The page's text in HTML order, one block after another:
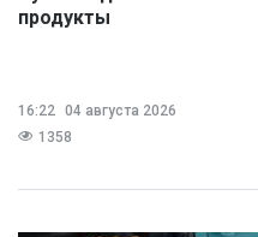
продукты
16:22 04 августа 2026
1358